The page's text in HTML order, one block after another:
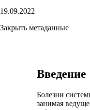
19.09.2022
Закрыть метаданные
Введение
Болезни
занимая